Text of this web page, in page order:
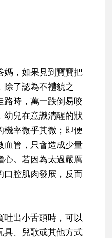
媽，如果見到寶寶把
了認為不禮貌之
路時，萬一跌倒易咬
幼兒在意識清醒的狀
機率微乎其微；即便
血管，只會造成少量
心。若因為太過嚴厲
口腔肌肉發展，反而
吐出小舌頭時，可以
具、兒歌或其他方式